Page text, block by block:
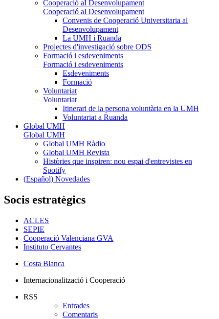
Cooperació aI Desenvolupament
Cooperació aI Desenvolupament
Convenis de Cooperació Universitaria al
Desenvolupament
La UMH i Ruanda
Projectes d'investigació sobre ODS
Formació i esdeveniments
Formació i esdeveniments
Esdeveniments
Formació
Voluntariat
Voluntariat
Itinerari de la persona voluntària en la UMH
Voluntariat a Ruanda
Global UMH
Global UMH
Global UMH Ràdio
Global UMH Revista
Històries que inspiren: nou espai d'entrevistes en
Spotify
(Español) Novedades
Socis estratègics
ACLES
SEPIE
Cooperació Valenciana GVA
Instituto Cervantes
Costa Blanca
Internacionalització i Cooperació
RSS
Entrades
Comentaris